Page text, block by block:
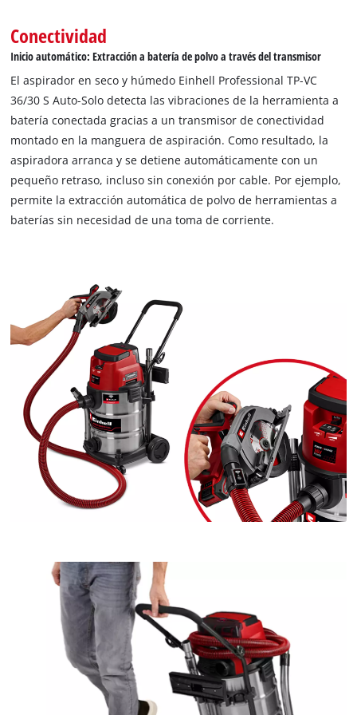
Conectividad
Inicio automático: Extracción a batería de polvo a través del transmisor
El aspirador en seco y húmedo Einhell Professional TP-VC
36/30 S Auto-Solo detecta las vibraciones de la herramienta a
batería conectada gracias a un transmisor de conectividad
montado en la manguera de aspiración. Como resultado, la
aspiradora arranca y se detiene automáticamente con un
pequeño retraso, incluso sin conexión por cable. Por ejemplo,
permite la extracción automática de polvo de herramientas a
baterías sin necesidad de una toma de corriente.